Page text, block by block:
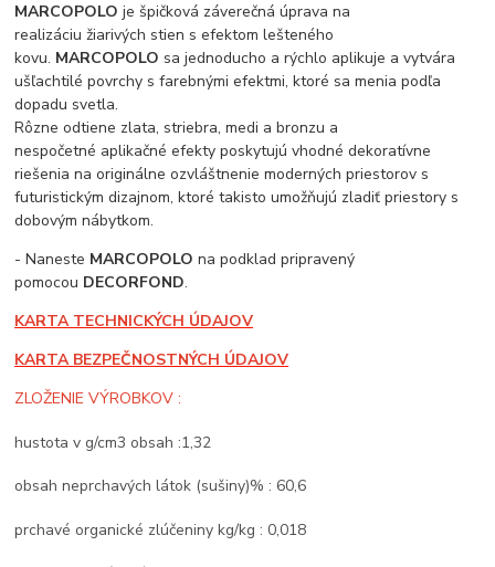
MARCOPOLO je špičková záverečná úprava na
realizáciu žiarivých stien s efektom lešteného
kovu. MARCOPOLO sa jednoducho a rýchlo aplikuje a vytvára
ušľachtilé povrchy s farebnými efektmi, ktoré sa menia podľa
dopadu svetla.
Rôzne odtiene zlata, striebra, medi a bronzu a
nespočetné aplikačné efekty poskytujú vhodné dekoratívne
riešenia na originálne ozvláštnenie moderných priestorov s
futuristickým dizajnom, ktoré takisto umožňujú zladiť priestory s
dobovým nábytkom.
- Naneste MARCOPOLO na podklad pripravený
pomocou DECORFOND.
KARTA TECHNICKÝCH ÚDAJOV
KARTA BEZPEČNOSTNÝCH ÚDAJOV
ZLOŽENIE VÝROBKOV :
hustota v g/cm3 obsah :1,32
obsah neprchavých látok (sušiny)% : 60,6
prchavé organické zlúčeniny kg/kg : 0,018